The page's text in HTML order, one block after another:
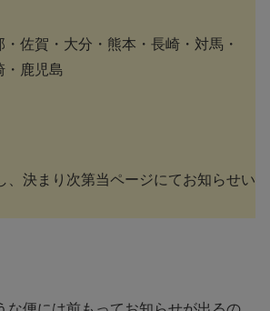
佐賀・大分・熊本・長崎・対馬・
・鹿児島
、決まり次第当ページにてお知らせい